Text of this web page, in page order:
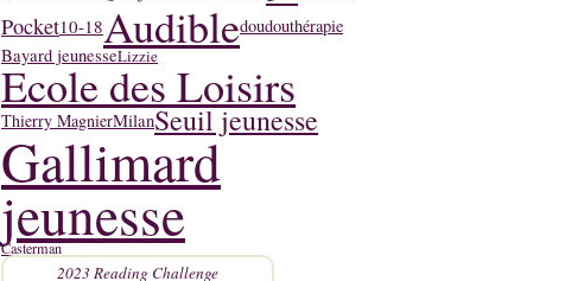
Pocket10-18Audibledoudouthérapie
Bayard jeunesseLizzie
Ecole des Loisirs
Thierry MagnierMilanSeuil jeunesse
Gallimard
jeunesse
Casterman
2023 Reading Challenge